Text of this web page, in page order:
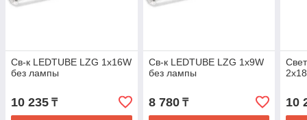
Св-к LEDTUBE LZG 1x16W
без лампы
10 235 ₸
Св-к LEDTUBE LZG 1x9W
без лампы
8 780₸ 10